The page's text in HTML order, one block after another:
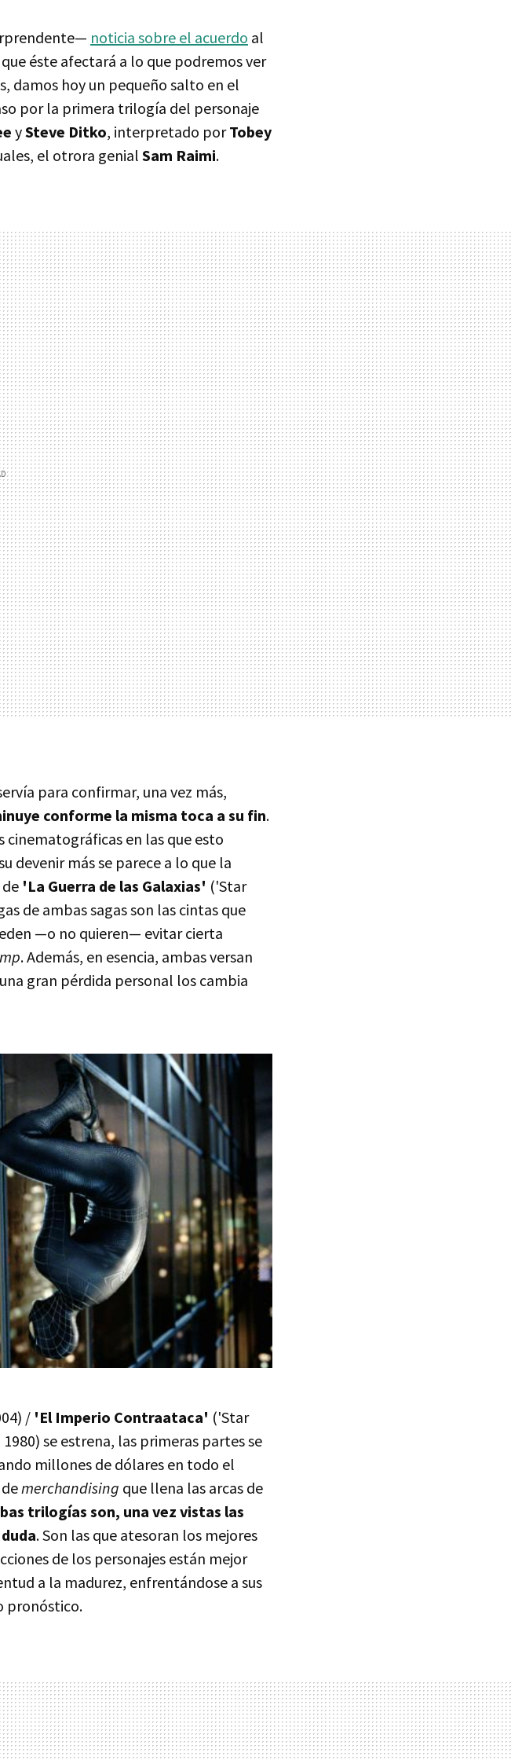
noticia sobre el acuerdo al
éste afectará a lo que podremos ver
damos hoy un pequeño salto en el
por la primera trilogía del personaje
ySteve Ditko, interpretado porTobey
el otrora genial Sam Raimi.
para confirmar, una vez más,
conforme la misma toca a su fin.
cinematográficas en las que esto
devenir más se parece a lo que la
'La Guerra de las Galaxias' ('Star
de ambas sagas son las cintas que
—o no quieren— evitar cierta
. Además, en esencia, ambas versan
gran pérdida personal los cambia
/ 'El Imperio Contraataca' ('Star
se estrena, las primeras partes se
millones de dólares en todo el
merchandising que llena las arcas de
trilogías son, una vez vistas las
. Son las que atesoran los mejores
de los personajes están mejor
a la madurez, enfrentándose a sus
pronóstico.